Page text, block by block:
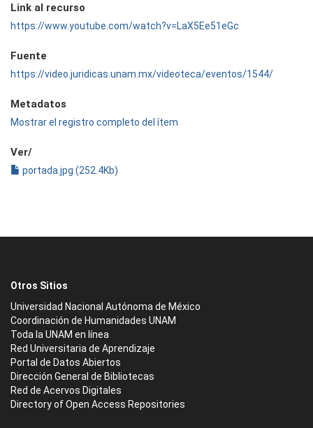
Link al recurso
https://www.youtube.com/watch?v=LaX5Ee51eGc
Fuente
https://video.juridicas.unam.mx/videoteca/eventos/1544/
Metadatos
Mostrar el registro completo del ítem
Ver/
portada.jpg (252.4Kb)
Otros Sitios
Universidad Nacional Autónoma de México
Coordinación de Humanidades UNAM
Toda la UNAM en línea
Red Universitaria de Aprendizaje
Portal de Datos Abiertos
Dirección General de Bibliotecas
Red de Acervos Digitales
Directory of Open Access Repositories